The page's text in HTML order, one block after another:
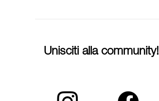
Unisciti alla community!